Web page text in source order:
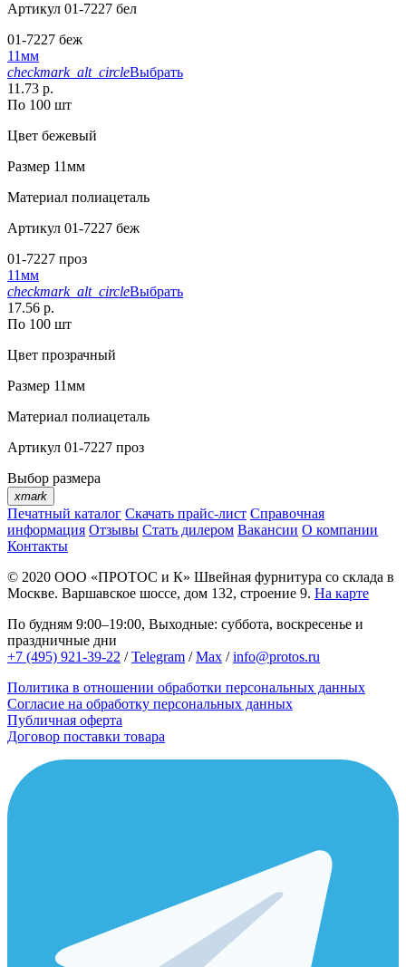
Артикул 01-7227 бел
01-7227 беж
11мм
checkmark_alt_circleВыбрать
11.73 р.
По 100 шт
Цвет бежевый
Размер 11мм
Материал полиацеталь
Артикул 01-7227 беж
01-7227 проз
11мм
checkmark_alt_circleВыбрать
17.56 р.
По 100 шт
Цвет прозрачный
Размер 11мм
Материал полиацеталь
Артикул 01-7227 проз
Выбор размера
xmark
Печатный каталог Скачать прайс-лист Справочная
информация Отзывы Стать дилером Вакансии О компании
Контакты
© 2020 ООО «ПРОТОС и К» Швейная фурнитура со склада в
Москве. Варшавское шоссе, дом 132, строение 9. На карте
По будням 9:00–19:00, Выходные: суббота, воскресенье и
праздничные дни
+7 (495) 921-39-22 /Telegram /Max /info@protos.ru
Политика в отношении обработки персональных данных
Согласие на обработку персональных данных
Публичная оферта
Договор поставки товара